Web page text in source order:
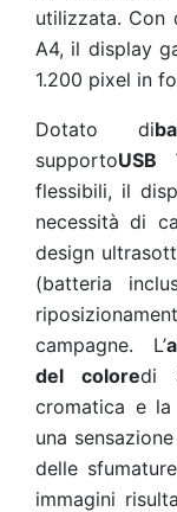
utilizzata. Con
A4, il display
1.200 pixel in
Dotato di
supportoUSB
flessibili, il
necessità di
design
(batteria
campagne. L’
del coloredi
cromatica e
una
delle
immagini